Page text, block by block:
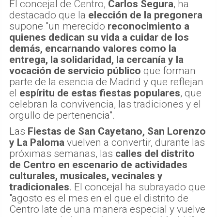
El concejal de Centro, Carlos Segura, ha
destacado que la elección de la pregonera
supone "un merecido reconocimiento a
quienes dedican su vida a cuidar de los
demás, encarnando valores como la
entrega, la solidaridad, la cercanía y la
vocación de servicio público que forman
parte de la esencia de Madrid y que reflejan
el espíritu de estas fiestas populares, que
celebran la convivencia, las tradiciones y el
orgullo de pertenencia".
Las Fiestas de San Cayetano, San Lorenzo
y La Paloma vuelven a convertir, durante las
próximas semanas, las calles del distrito
de Centro en escenario de actividades
culturales, musicales, vecinales y
tradicionales. El concejal ha subrayado que
"agosto es el mes en el que el distrito de
Centro late de una manera especial y vuelve